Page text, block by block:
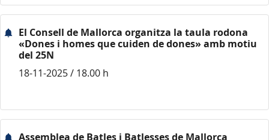
El Consell de Mallorca organitza la taula rodona
«Dones i homes que cuiden de dones» amb motiu
del 25N
18-11-2025 / 18.00 h
Assemblea de Batles i Batlesses de Mallorca